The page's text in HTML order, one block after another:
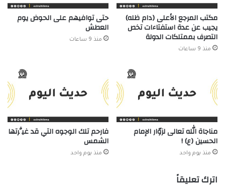
مكتب المرجع الأعلى (دام ظله)
يجيب عن عدة استفتاءات تخص
التصرف بممتلكات الدولة
منذ 9 ساعات
حتى توافيهم على الحوض يوم
العطش
منذ 9 ساعات
مناجاة الله تعالى لزوّار الإمام
الحسين (ع) !
منذ يوم واحد
فارحم تلك الوجوه التي قد غيَّرتها
الشمس
منذ يوم واحد
اترك تعليقاً